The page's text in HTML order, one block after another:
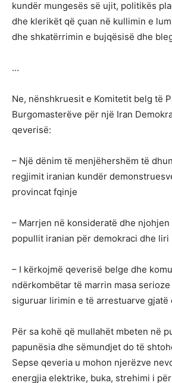
kundër mungesës së ujit, politikës
dhe klerikët që çuan në kullimin e
dhe shkatërrimin e bujqësisë dhe
…
Ne, nënshkruesit e Komitetit belg të
Burgomasterëve për një Iran
qeverisë:
– Një dënim të menjëhershëm të
regjimit iranian kundër
provincat fqinje
– Marrjen në konsideratë dhe
popullit iranian për demokraci dhe liri
– I kërkojmë qeverisë belge dhe
ndërkombëtar të marrin masa
siguruar lirimin e të arrestuarve gjatë
Për sa kohë që mullahët mbeten në
papunësia dhe sëmundjet do të
Sepse qeveria u mohon njerëzve
energjia elektrike, buka, strehimi i